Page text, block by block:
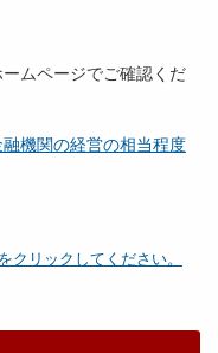
ムページでご確認くだ
機関の経営の相当程度
クリックしてください。